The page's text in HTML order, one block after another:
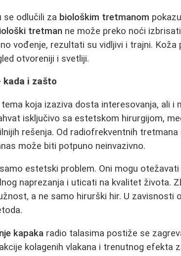
se odlučili za biološkim tretmanom
tretman ne može preko noći
vođenje, rezultati su vidljivi i trajni. Koža
otvoreniji i svetliji.
kada i zašto
koja izaziva dosta interesovanja, ali i
isključivo sa estetskom hirurgijom,
rešenja. Od radiofrekventnih
može biti potpuno neinvazivno.
estetski problem. Oni mogu
naprezanja i uticati na kvalitet života.
a ne samo hirurški hir. U zavisnosti
kapaka radio talasima postiže se
kolagenih vlakana i trenutnog efekta